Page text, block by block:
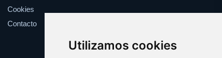
Utilizamos cookies
Cookies
Contacto